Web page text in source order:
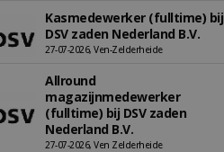
Kasmedewerker (fulltime) bij
DSV zaden Nederland B.V.
27-07-2026, Ven-Zelderheide
Allround
magazijnmedewerker
(fulltime) bij DSV zaden
Nederland B.V.
27-07-2026, Ven Zelderheide